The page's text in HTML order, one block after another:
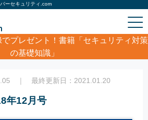
ーセキュリティ.com
でプレゼント！書籍「セキュリティ対策
の基礎知識」
ーパー/ サイバ通信2018年12月号
｜ 最終更新日：2021.01.20
年12月号